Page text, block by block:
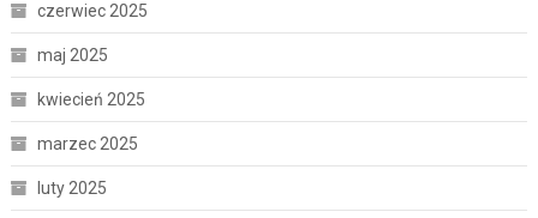
czerwiec 2025
maj 2025
kwiecień 2025
marzec 2025
luty 2025